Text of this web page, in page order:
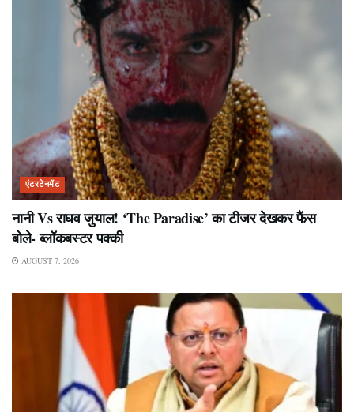
एंटरटेनमेंट
नानी Vs राघव जुयाल! ‘The Paradise’ का टीजर देखकर फैंस
बोले- ब्लॉकबस्टर पक्की
AUGUST 7, 2026